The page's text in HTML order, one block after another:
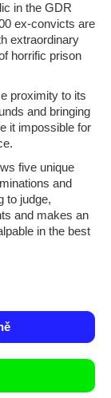
in the GDR
ex-convicts are
extraordinary
horrific prison
proximity to its
and bringing
it impossible for
five unique
and
to judge,
and makes an
in the best